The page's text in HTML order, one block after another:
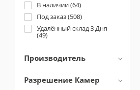
В наличии (64)
Под заказ (508)
Удалённый склад 3 Дня
(49)
Производитель
Разрешение Камер